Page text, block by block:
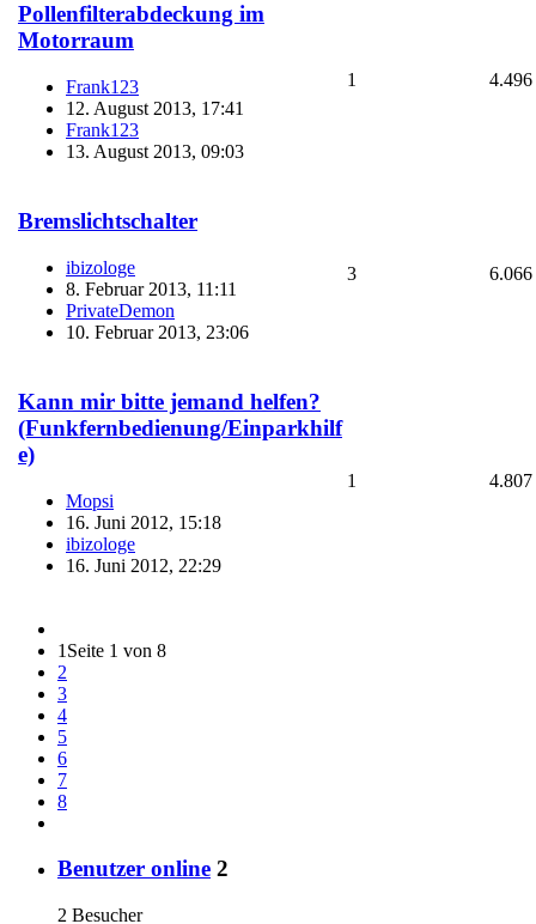
Pollenfilterabdeckung im
Motorraum
Frank123
12. August 2013, 17:41
Frank123
13. August 2013, 09:03
1 4.496
Bremslichtschalter
ibizologe
8. Februar 2013, 11:11
PrivateDemon
10. Februar 2013, 23:06
3 6.066
Kann mir bitte jemand helfen?
(Funkfernbedienung/Einparkhilf​
e)
Mopsi
16. Juni 2012, 15:18
ibizologe
16. Juni 2012, 22:29
1 4.807
1 Seite 1 von 8
2
3
4
5
6
7
8
Benutzer online 2
2 Besucher